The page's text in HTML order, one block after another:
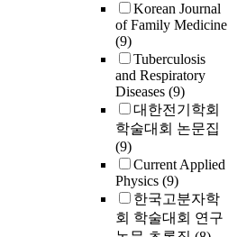
Korean Journal
of Family Medicine
(9)
Tuberculosis
and Respiratory
Diseases (9)
대한전기학회
학술대회 논문집
(9)
Current Applied
Physics (9)
한국고분자학
회 학술대회 연구